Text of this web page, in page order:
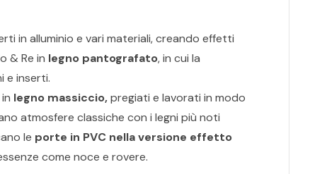
in alluminio e vari materiali, creando effetti
& Re in legno pantografato, in cui la
e inserti.
legno massiccio,pregiati e lavorati in modo
atmosfere classiche con i legni più noti
le porte in PVC nella versione effetto
come noce e rovere.